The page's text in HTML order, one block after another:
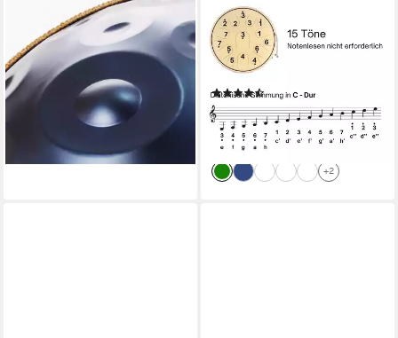
Handtrommel 22-Zoll-
Handpan-Trommel (Stahl-
Perkussionsinstrument) in
Blau, 12 Töne
328,00 €
378,00 €
lieferbar - in 4-5 Werktagen bei dir
Steel Tongue Drum
Zungentrommel "Premium",
C-Dur, 35,5 cm, 15 Zungen
inkl. Tragetasche
(3)
229,95 € UVP399,95 €
-43%
lieferbar - in 2-3 Werktagen bei dir
+2